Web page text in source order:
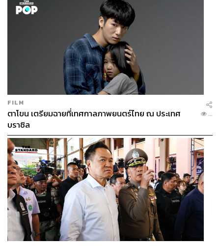
สำนักข่าว THE STANDARD
FILM
ตาโขน เตรียมฉายที่เทศกาลภาพยนตร์ไทย ณ ประเทศ
บราซิล
...